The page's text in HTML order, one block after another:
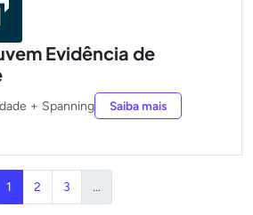
Evidência de
+ Spanning Saiba mais
1 2 3 ...